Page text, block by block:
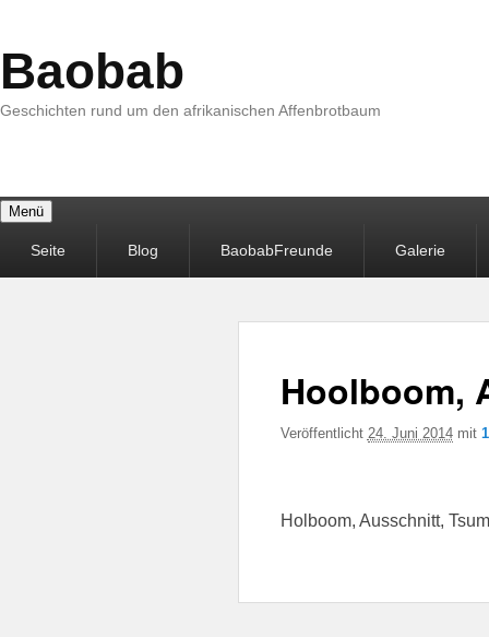
Baobab
Geschichten rund um den afrikanischen Affenbrotbaum
Menü
MenüSeite Blog BaobabFreunde Galerie
Hoolboom,
Veröffentlicht 24. Juni 2014mit
Holboom, Ausschnitt,